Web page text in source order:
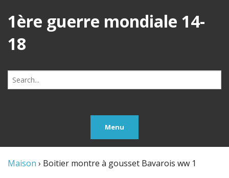
1ère guerre mondiale 14-
18
Search
for:
Menu
Maison › Boitier montre à gousset Bavarois ww 1